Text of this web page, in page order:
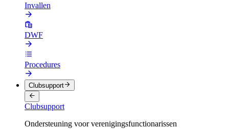
Invallen
DWF
Procedures
Clubsupport
Clubsupport
Ondersteuning voor verenigingsfunctionarissen